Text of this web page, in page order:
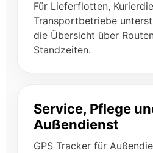
Für Lieferflotten,
Transportbetriebe
die Übersicht über
Standzeiten.
Service, Pflege
Außendienst
GPS Tracker für